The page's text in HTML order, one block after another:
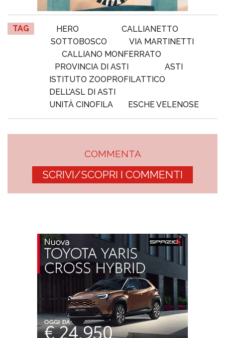
TAG HERO
CALLIANETTO
SOTTOBOSCO
VIA MARTINETTI
CALLIANO MONFERRATO
PROVINCIA DI ASTI
ASTI
ISTITUTO ZOOPROFILATTICO
DELL’ASL DI ASTI
UNITÀ CINOFILA
ESCHE VELENOSE
COMMENTA
SCRIVI/SCOPRI I COMMENTI